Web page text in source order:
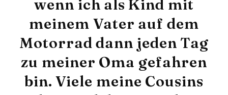
wenn ich als Kind mit
meinem Vater auf dem
Motorrad dann jeden Tag
zu meiner Oma gefahren
bin. Viele meine Cousins